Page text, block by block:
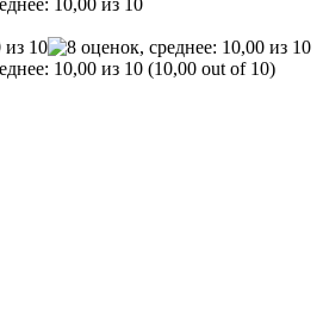
(10,00 out of 10)